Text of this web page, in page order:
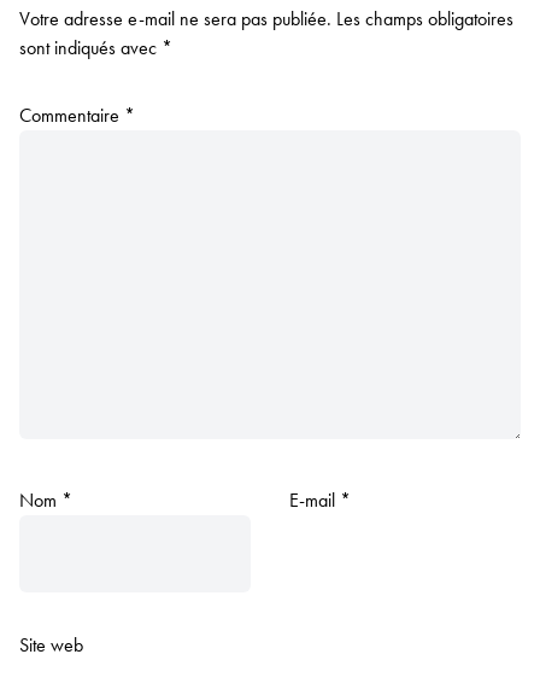
Votre adresse e-mail ne sera pas publiée. Les champs obligatoires
sont indiqués avec *
Commentaire *
Nom * E-mail *
Site web